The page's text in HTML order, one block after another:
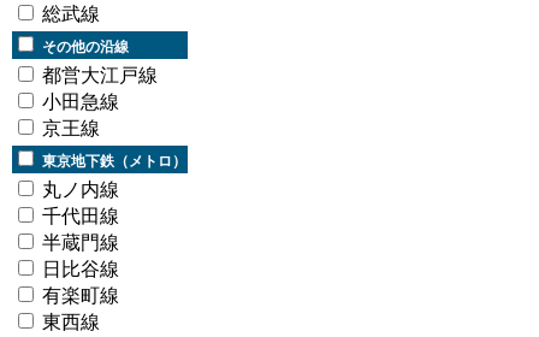
総武線
その他の沿線
都営大江戸線
小田急線
京王線
東京地下鉄（メトロ）
丸ノ内線
千代田線
半蔵門線
日比谷線
有楽町線
東西線